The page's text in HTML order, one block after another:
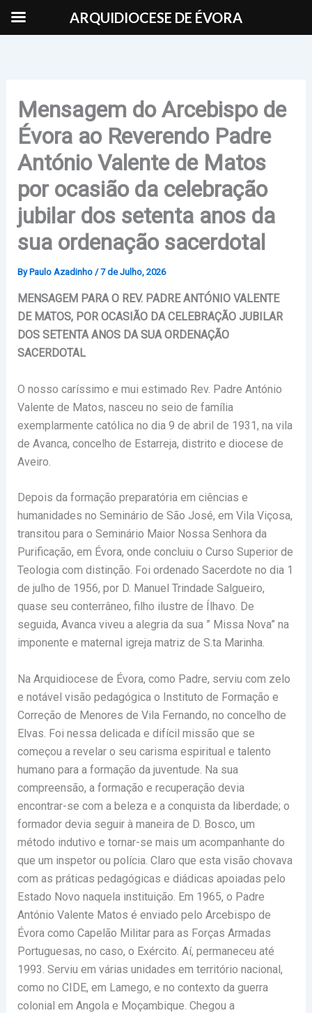
Mensagem do Arcebispo de
Évora ao Reverendo Padre
António Valente de Matos
por ocasião da celebração
jubilar dos setenta anos da
sua ordenação sacerdotal
By Paulo Azadinho /7 de Julho, 2026
MENSAGEM PARA O REV. PADRE ANTÓNIO VALENTE
DE MATOS, POR OCASIÃO DA CELEBRAÇÃO JUBILAR
DOS SETENTA ANOS DA SUA ORDENAÇÃO
SACERDOTAL
O nosso caríssimo e mui estimado Rev. Padre António
Valente de Matos, nasceu no seio de família
exemplarmente católica no dia 9 de abril de 1931, na vila
de Avanca, concelho de Estarreja, distrito e diocese de
Aveiro.
Depois da formação preparatória em ciências e
humanidades no Seminário de São José, em Vila Viçosa,
transitou para o Seminário Maior Nossa Senhora da
Purificação, em Évora, onde concluiu o Curso Superior de
Teologia com distinção. Foi ordenado Sacerdote no dia 1
de julho de 1956, por D. Manuel Trindade Salgueiro,
quase seu conterrâneo, filho ilustre de Ílhavo. De
seguida, Avanca viveu a alegria da sua ” Missa Nova” na
imponente e maternal igreja matriz de S.ta Marinha.
Na Arquidiocese de Évora, como Padre, serviu com zelo
e notável visão pedagógica o Instituto de Formação e
Correção de Menores de Vila Fernando, no concelho de
Elvas. Foi nessa delicada e difícil missão que se
começou a revelar o seu carisma espiritual e talento
humano para a formação da juventude. Na sua
compreensão, a formação e recuperação devia
encontrar-se com a beleza e a conquista da liberdade; o
formador devia seguir à maneira de D. Bosco, um
método indutivo e tornar-se mais um acompanhante do
que um inspetor ou polícia. Claro que esta visão chovava
com as práticas pedagógicas e diádicas apoiadas pelo
Estado Novo naquela instituição. Em 1965, o Padre
António Valente Matos é enviado pelo Arcebispo de
Évora como Capelão Militar para as Forças Armadas
Portuguesas, no caso, o Exército. Aí, permaneceu até
1993. Serviu em várias unidades em território nacional,
como no CIDE, em Lamego, e no contexto da guerra
colonial em Angola e Moçambique. Chegou a
ARQUIDIOCESE DE ÉVORA